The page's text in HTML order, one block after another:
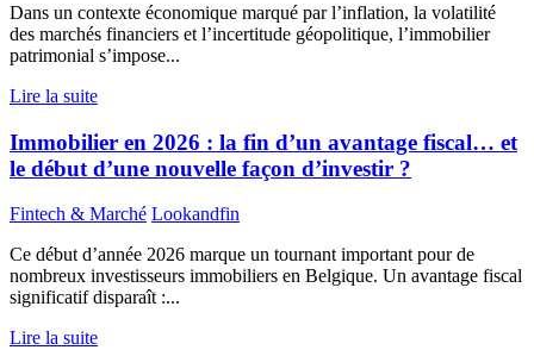
Dans un contexte économique marqué par l’inflation, la volatilité
des marchés financiers et l’incertitude géopolitique, l’immobilier
patrimonial s’impose...
Lire la suite
Immobilier en 2026 : la fin d’un avantage fiscal… et
le début d’une nouvelle façon d’investir ?
Fintech & Marché Lookandfin
Ce début d’année 2026 marque un tournant important pour de
nombreux investisseurs immobiliers en Belgique. Un avantage fiscal
significatif disparaît :...
Lire la suite